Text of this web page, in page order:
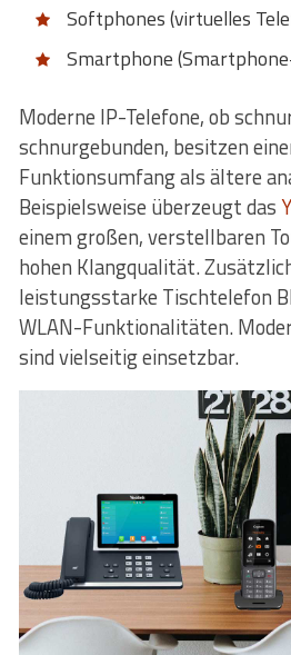
Softphones (virtuelles
Smartphone
Moderne IP-Telefone, ob
schnurgebunden, besitzen
Funktionsumfang als ältere
Beispielsweise überzeugt das
einem großen, verstellbaren
hohen Klangqualität.
leistungsstarke Tischtelefon
WLAN-Funktionalitäten.
sind vielseitig einsetzbar.